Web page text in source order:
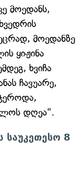
მოედანს,
მოედანზე
ყიჟინა
ხვიჩა
ჩავუარე,
დღეა".
საუკეთესო 8